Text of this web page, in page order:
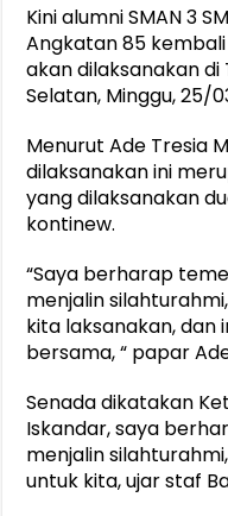
Kini alumni SMAN 3
Angkatan 85
akan dilaksanakan
Selatan, Minggu, 25/
Menurut Ade Tresia
dilaksanakan ini
yang dilaksanakan
kontinew.
“Saya berharap
menjalin
kita laksanakan,
bersama, “ papar
Senada dikatakan
Iskandar, saya
menjalin
untuk kita, ujar staf